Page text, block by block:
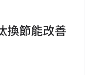
換節能改善